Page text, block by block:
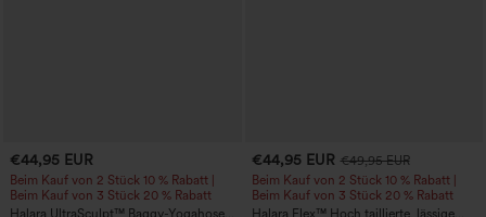
€44,95 EUR
Beim Kauf von 2 Stück 10 % Rabatt |
Beim Kauf von 3 Stück 20 % Rabatt
Halara UltraSculpt™ Baggy-Yogahose
€44,95 EUR €49,95 EUR
Beim Kauf von 2 Stück 10 % Rabatt |
Beim Kauf von 3 Stück 20 % Rabatt
Halara Flex™ Hoch taillierte, lässige